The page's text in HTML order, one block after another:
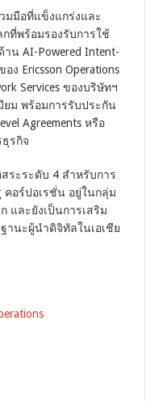
มมือที่แข็งแกร่งและ
ที่พร้อมรองรับการใช้
น AI-Powered Intent-
ง Ericsson Operations
Services ของบริษัทฯ
ยม พร้อมการรับประกัน
Agreements หรือ
รกิจ
ระระดับ 4 สำหรับการ
คอร์ปอเรชั่น อยู่ในกลุ่ม
และยังเป็นการเสริม
านะผู้นำดิจิทัลในเอเชีย